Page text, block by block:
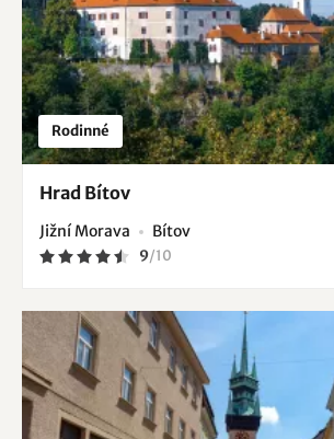
Rodinné
Hrad Bítov
Jižní Morava Bítov
9/10